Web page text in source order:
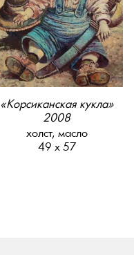
«Корсиканская кукла»
2008
холст, масло
49 х 57